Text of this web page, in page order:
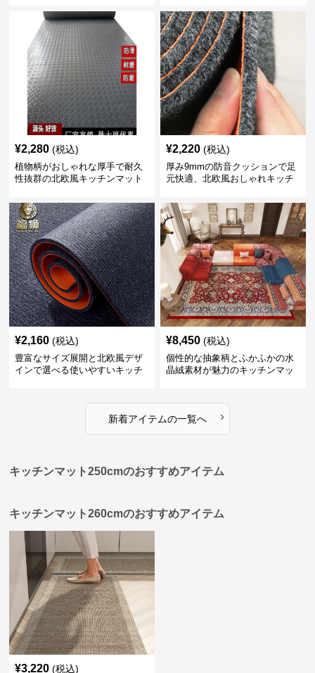
¥2,280 (税込)
植物柄がおしゃれな厚手で耐久
性抜群の北欧風キッチンマット
¥2,220 (税込)
厚み9mmの防音クッションで足
元快適、北欧風おしゃれキッチ
¥2,160 (税込)
豊富なサイズ展開と北欧風デザ
インで選べる使いやすいキッチ
¥8,450 (税込)
個性的な抽象柄とふかふかの水
晶絨素材が魅力のキッチンマッ
新着アイテムの一覧へ ›
キッチンマット250cmのおすすめアイテム
キッチンマット260cmのおすすめアイテム
¥3,220 (税込)